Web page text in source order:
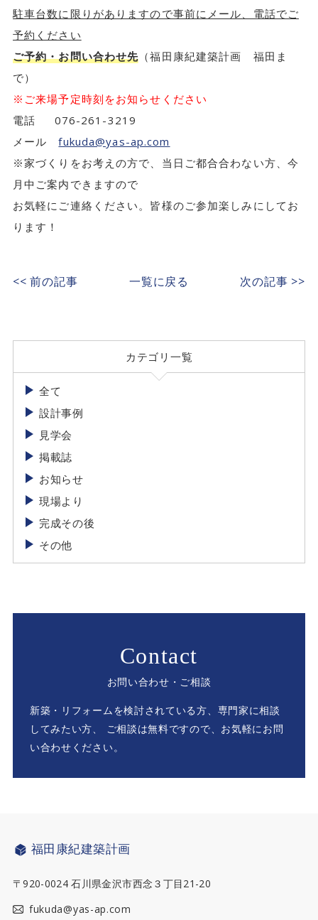
駐車台数に限りがありますので事前にメール、電話でご
予約ください
ご予約・お問い合わせ先 （福田康紀建築計画 福田ま
で）
※ご来場予定時刻をお知らせください
電話 076-261-3219
メールfukuda@yas-ap.com
※家づくりをお考えの方で、当日ご都合合わない方、今
月中ご案内できますので
お気軽にご連絡ください。皆様のご参加楽しみにしてお
ります！
<< 前の記事 一覧に戻る 次の記事 >>
カテゴリ一覧
全て
設計事例
見学会
掲載誌
お知らせ
現場より
完成その後
その他
Contact
お問い合わせ・ご相談
新築・リフォームを検討されている方、専門家に相談
してみたい方、
ご相談は無料ですので、お気軽にお問
い合わせください。
福田康紀建築計画
〒920-0024 石川県金沢市西念３丁目21-20
fukuda@yas-ap.com